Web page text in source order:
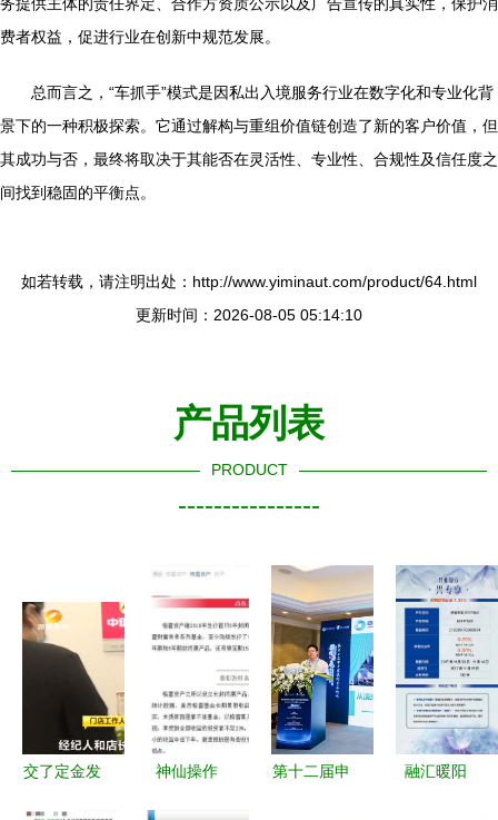
费者权益，促进行业在创新中规范发展。
总而言之，“车抓手”模式是因私出入境服务行业在数字化和专业化背
景下的一种积极探索。它通过解构与重组价值链创造了新的客户价值，但
其成功与否，最终将取决于其能否在灵活性、专业性、合规性及信任度之
间找到稳固的平衡点。
如若转载，请注明出处：http://www.yiminaut.com/product/64.html
更新时间：2026-08-05 05:14:10
产品列表
PRODUCT
----------------
交了定金发
神仙操作
第十二届申
融汇暖阳